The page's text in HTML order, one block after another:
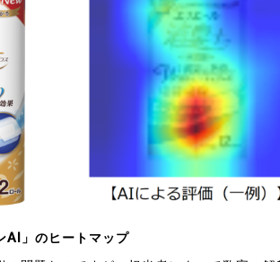
AI」のヒートマップ